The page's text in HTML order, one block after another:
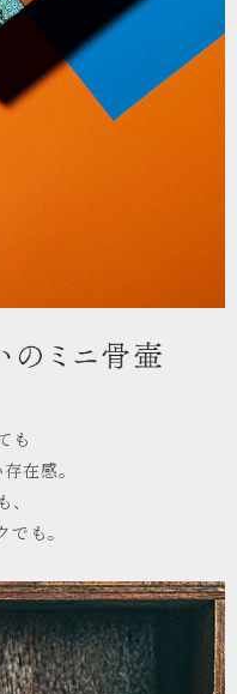
も
在感。
でも。